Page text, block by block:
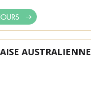
AUSTRALIENNE